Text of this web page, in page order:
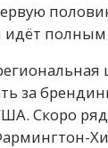
идёт
за
Скоро